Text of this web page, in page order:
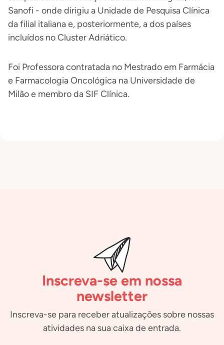
Sanofi - onde dirigiu a Unidade de Pesquisa Clínica
da filial italiana e, posteriormente, a dos países
incluídos no Cluster Adriático.
Foi Professora contratada no Mestrado em Farmácia
e Farmacologia Oncológica na Universidade de
Milão e membro da SIF Clínica.
Inscreva-se em nossa
newsletter
Inscreva-se para receber atualizações sobre nossas
atividades na sua caixa de entrada.